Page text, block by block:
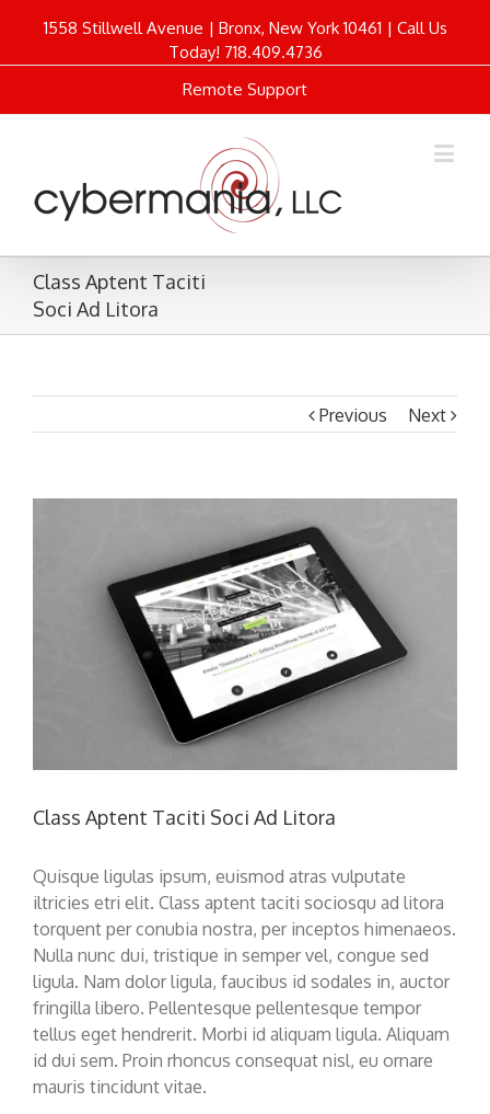
1558 Stillwell Avenue | Bronx, New York 10461 | Call Us
Today! 718.409.4736
Remote Support
Class Aptent Taciti
Soci Ad Litora
Previous Next
Class Aptent Taciti Soci Ad Litora
Quisque ligulas ipsum, euismod atras vulputate
iltricies etri elit. Class aptent taciti sociosqu ad litora
torquent per conubia nostra, per inceptos himenaeos.
Nulla nunc dui, tristique in semper vel, congue sed
ligula. Nam dolor ligula, faucibus id sodales in, auctor
fringilla libero. Pellentesque pellentesque tempor
tellus eget hendrerit. Morbi id aliquam ligula. Aliquam
id dui sem. Proin rhoncus consequat nisl, eu ornare
mauris tincidunt vitae.